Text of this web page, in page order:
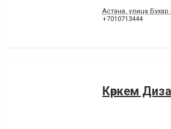
Астана, улица
+7010713444
Көркем